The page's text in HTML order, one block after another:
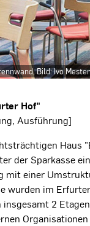
Bild: Ivo
Hof"
Ausführung]
Haus
der Sparkasse
mit einer
wurden im
insgesamt 2